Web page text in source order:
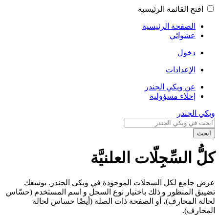
افتح القائمة الرئيسية
الصفحة الرئيسية
عشوائي
دخول
الإعدادات
عن ويكي الجندر
إخلاء مسؤولية
ويكي الجندر
ابحث
كلُّ السِّجِلّات العلنيَّة
عرض جامع لكل السجلات الموجودة في ويكي الجندر. بوسعك
تضييق المنظور و ذلك باختيار نوع السجل و اسم المستخدم (حسّاس
لحالة المحارف)، أو الصفحة ذات الصلة (أيضًا حساس لحالة
المحارف).